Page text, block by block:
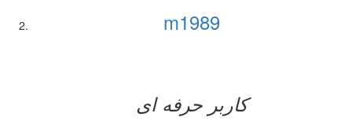
m1989
کاربر حرفه ای